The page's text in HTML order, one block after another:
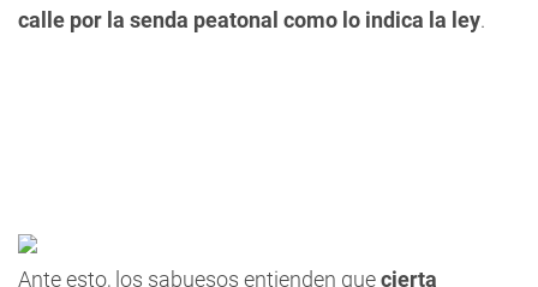
calle por la senda peatonal como lo indica la ley.
Ante esto, los sabuesos entienden quecierta